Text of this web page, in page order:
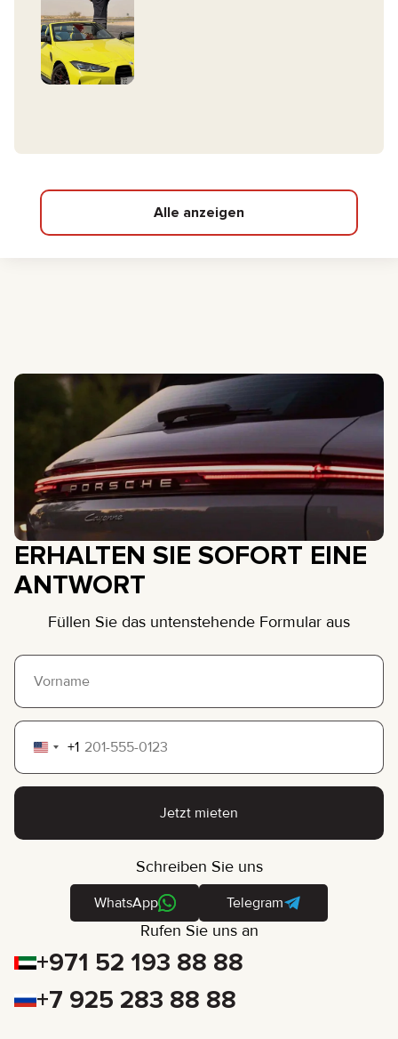
Alle anzeigen
ERHALTEN SIE SOFORT EINE
ANTWORT
Füllen Sie das untenstehende Formular aus
United
States
+1
Jetzt mieten
Schreiben Sie uns
WhatsApp Telegram
Rufen Sie uns an
+971 52 193 88 88
+7 925 283 88 88